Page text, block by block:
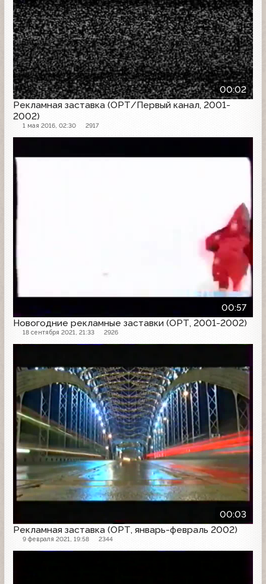
00:02
Рекламная заставка (ОРТ/Первый канал, 2001-
2002)
1 мая 2016, 02:30 2917
00:57
Новогодние рекламные заставки (ОРТ, 2001-2002)
18 сентября 2021, 21:33 2926
00:03
Рекламная заставка (ОРТ, январь-февраль 2002)
9 февраля 2021, 19:58 2344